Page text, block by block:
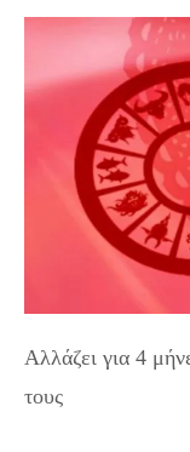
Αλλάζει για 4
τους